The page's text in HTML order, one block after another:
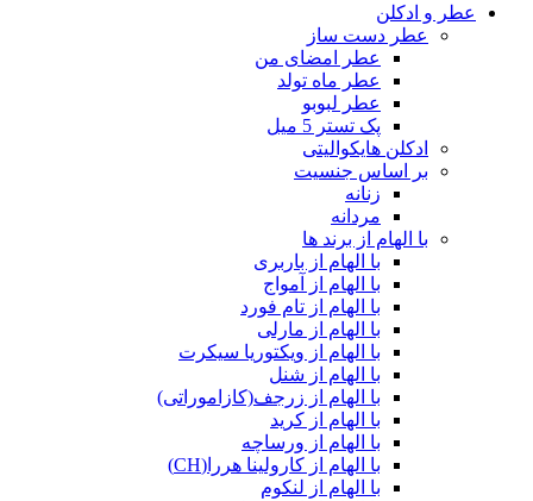
عطر و ادکلن
عطر دست ساز
عطر امضای من
عطر ماه تولد
عطر لبوبو
پک تستر 5 میل
ادکلن هایکوالیتی
بر اساس جنسیت
زنانه
مردانه
با الهام از برند ها
با الهام از باربری
با الهام از آمواج
با الهام از تام فورد
با الهام از مارلی
با الهام از ویکتوریا سیکرت
با الهام از شنل
با الهام از زرجف(کازاموراتی)
با الهام از کرید
با الهام از ورساچه
با الهام از کارولینا هررا(CH)
با الهام از لنکوم